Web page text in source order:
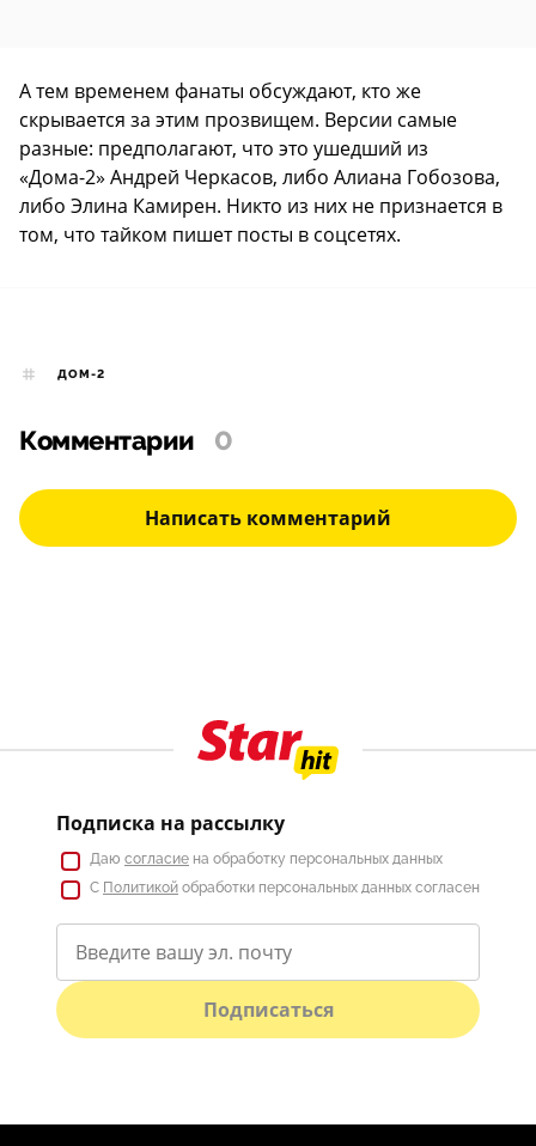
А тем временем фанаты обсуждают, кто же
скрывается за этим прозвищем. Версии самые
разные: предполагают, что это ушедший из
«Дома-2» Андрей Черкасов, либо Алиана Гобозова,
либо Элина Камирен. Никто из них не признается в
том, что тайком пишет посты в соцсетях.
ДОМ-2
Комментарии 0
Написать комментарий
Подписка на рассылку
Даю согласие на обработку персональных данных
С Политикой обработки персональных данных согласен
Подписаться